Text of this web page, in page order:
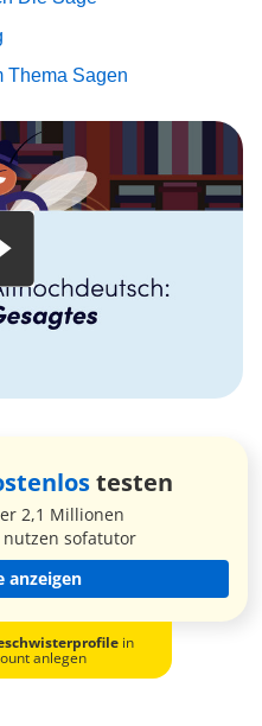
Thema Sagen
testen
2,1 Millionen
sofatutor
anzeigen
in
anlegen